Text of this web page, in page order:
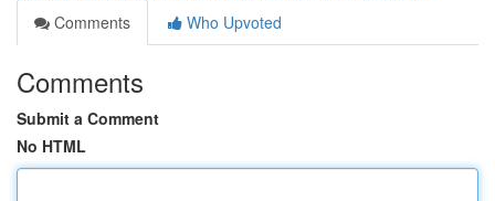
Comments
Who Upvoted
Comments
Submit a Comment
No HTML